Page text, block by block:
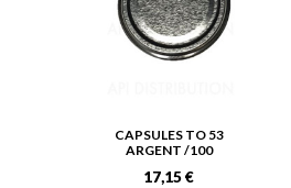
CAPSULES TO 53
ARGENT /100
17,15 €